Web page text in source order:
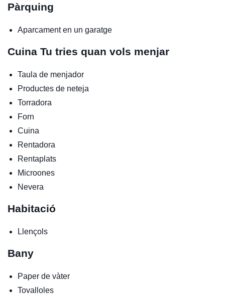
Pàrquing
Aparcament en un garatge
Cuina Tu tries quan vols menjar
Taula de menjador
Productes de neteja
Torradora
Forn
Cuina
Rentadora
Rentaplats
Microones
Nevera
Habitació
Llençols
Bany
Paper de vàter
Tovalloles